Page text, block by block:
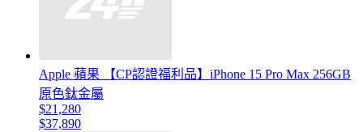
Apple 蘋果 【CP認證福利品】iPhone 15 Pro Max 256GB
原色鈦金屬
$21,280
$37,890